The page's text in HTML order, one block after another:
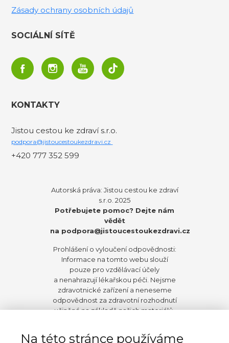
Zásady ochrany osobních údajů
SOCIÁLNÍ SÍTĚ
KONTAKTY
Jistou cestou ke zdraví s.r.o.
podpora@jistoucestoukezdravi.cz
+420 777 352 599
Autorská práva: Jistou cestou ke zdraví
s.r.o. 2025
Potřebujete pomoc? Dejte nám
vědět
na podpora@jistoucestoukezdravi.cz
Prohlášení o vyloučení odpovědnosti:
Informace na tomto webu slouží
pouze pro vzdělávací účely
a nenahrazují lékařskou péči. Nejsme
zdravotnické zařízení a neneseme
odpovědnost za zdravotní rozhodnutí
učiněná na základě našich materiálů.
doplňků doporučujeme konzultaci
Na této stránce používáme